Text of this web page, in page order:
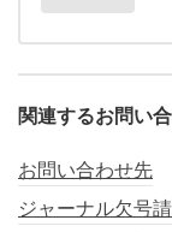
関連するお問い
お問い合わせ先
ジャーナル欠号